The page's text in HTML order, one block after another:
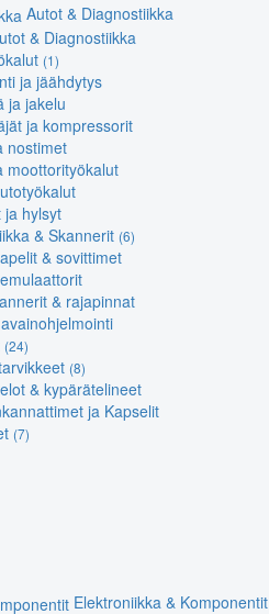
Autot & Diagnostiikka
& Diagnostiikka
(1)
ja jäähdytys
ja jakelu
ja kompressorit
nostimet
moottorityökalut
ja hylsyt
& Skannerit (6)
& sovittimet
& rajapinnat
(24)
(8)
& kypärätelineet
ja Kapselit
(7)
Elektroniikka & Komponentit